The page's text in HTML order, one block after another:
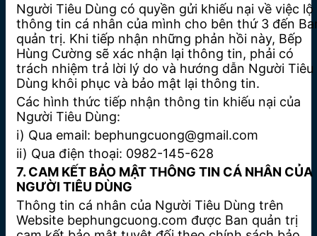
Người Tiêu Dùng có quyền gửi khiếu nại về việc lộ
thông tin cá nhân của mình cho bên thứ 3 đến
quản trị. Khi tiếp nhận những phản hồi này, Bếp
Hùng Cường sẽ xác nhận lại thông tin, phải có
trách nhiệm trả lời lý do và hướng dẫn Người Tiêu
Dùng khôi phục và bảo mật lại thông tin.
Các hình thức tiếp nhận thông tin khiếu nại của
Người Tiêu Dùng:
i) Qua email: bephungcuong@gmail.com
ii) Qua điện thoại: 0982-145-628
7. CAM KẾT BẢO MẬT THÔNG TIN CÁ NHÂN CỦA
NGƯỜI TIÊU DÙNG
Thông tin cá nhân của Người Tiêu Dùng trên
Website bephungcuong.com được Ban quản trị